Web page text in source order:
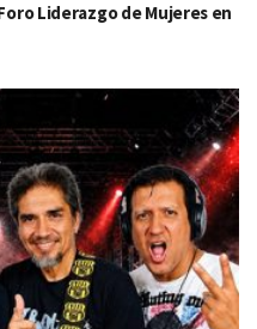
Liderazgo de Mujeres en